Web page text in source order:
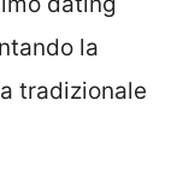
la
tradizionale